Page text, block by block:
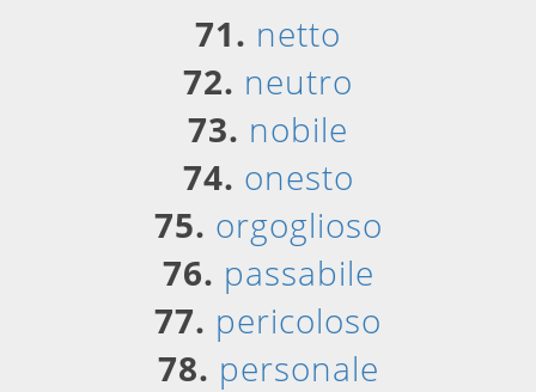
71. netto
72. neutro
73. nobile
74. onesto
75. orgoglioso
76. passabile
77. pericoloso
78. personale